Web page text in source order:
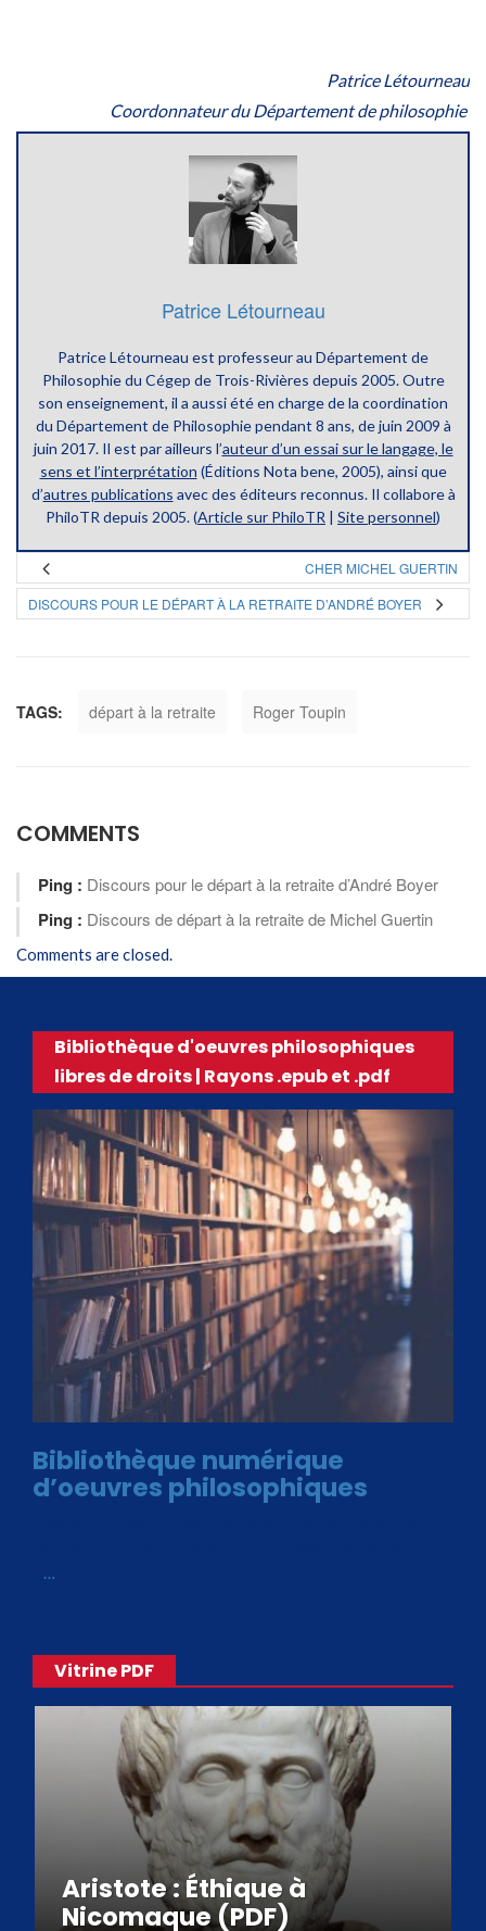
Patrice Létourneau
Coordonnateur du Département de philosophie
Patrice Létourneau
Patrice Létourneau est professeur au Département de
Philosophie du Cégep de Trois-Rivières depuis 2005. Outre
son enseignement, il a aussi été en charge de la coordination
du Département de Philosophie pendant 8 ans, de juin 2009 à
juin 2017. Il est par ailleurs l’auteur d’un essai sur le langage, le
sens et l’interprétation (Éditions Nota bene, 2005), ainsi que
d’autres publications avec des éditeurs reconnus. Il collabore à
PhiloTR depuis 2005. (Article sur PhiloTR | Site personnel)
CHER MICHEL GUERTIN
DISCOURS POUR LE DÉPART À LA RETRAITE D’ANDRÉ BOYER
TAGS: départ à la retraite Roger Toupin
COMMENTS
Ping : Discours pour le départ à la retraite d’André Boyer
Ping : Discours de départ à la retraite de Michel Guertin
Comments are closed.
Bibliothèque d'oeuvres philosophiques
libres de droits | Rayons .epub et .pdf
Bibliothèque numérique
d’oeuvres philosophiques
…
Vitrine PDF
Aristote : Éthique à
Nicomaque (PDF)